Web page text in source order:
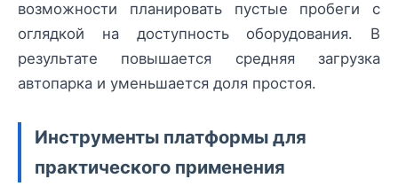
возможности планировать пустые пробеги с
оглядкой на доступность оборудования. В
результате повышается средняя загрузка
автопарка и уменьшается доля простоя.
Инструменты платформы для
практического применения